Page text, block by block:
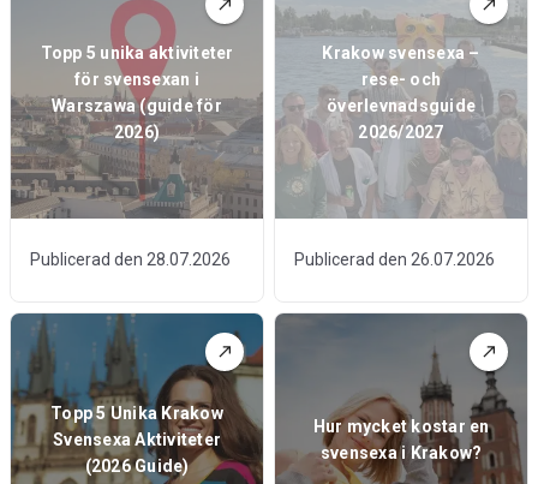
Topp 5 unika aktiviteter
för svensexan i
Warszawa (guide för
2026)
Publicerad den 28.07.2026
Krakow svensexa –
rese- och
överlevnadsguide
2026/2027
Publicerad den 26.07.2026
Topp 5 Unika Krakow
Svensexa Aktiviteter
(2026 Guide)
Hur mycket kostar en
svensexa i Krakow?